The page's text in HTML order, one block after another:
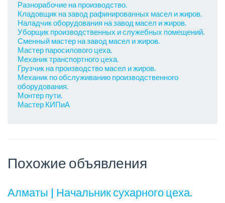
Разнорабочие на производство.
Кладовщик на завод рафинированных масел и жиров.
Наладчик оборудования на завод масел и жиров.
Уборщик производственных и служебных помещений.
Сменный мастер на завод масел и жиров.
Мастер паросилового цеха.
Механик транспортного цеха.
Грузчик на производство масел и жиров.
Механик по обслуживанию производственного
оборудования.
Монтер пути.
Мастер КИПиА
Похожие объявления
Алматы | Начальник сухарного цеха.